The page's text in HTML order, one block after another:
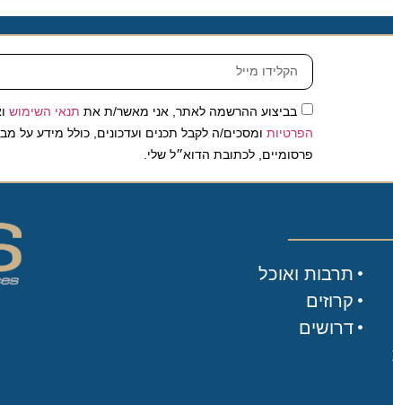
בביצוע ההרשמה לאתר, אני מאשר/ת אתתנאי השימושואת
הפרטיותומסכים/ה לקבל תכנים ועדכונים, כולל מידע על
פרסומיים, לכתובת הדוא״ל שלי.
תרבות ואוכל
קרוזים
דרושים